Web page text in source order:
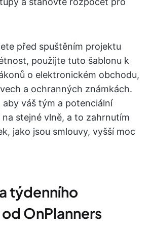
před spuštěním projektu
použijte tuto šablonu k
o elektronickém obchodu,
a ochranných známkách.
aby váš tým a potenciální
stejné vlně, a to zahrnutím
jako jsou smlouvy, vyšší moc
týdenního
OnPlanners